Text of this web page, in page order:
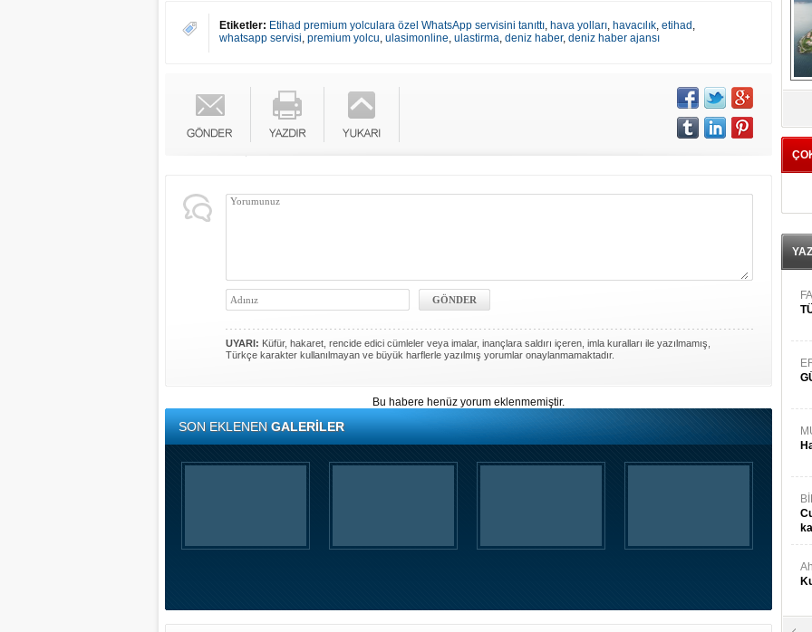
Etiketler: Etihad premium yolculara özel WhatsApp servisini tanıttı, hava yolları, havacılık, etihad ,
whatsapp servisi, premium yolcu, ulasimonline, ulastirma, deniz haber, deniz haber ajansı
UYARI: Küfür, hakaret, rencide edici cümleler veya imalar, inançlara saldırı içeren, imla kuralları ile yazılmamış,
Türkçe karakter kullanılmayan ve büyük harflerle yazılmış yorumlar onaylanmamaktadır.
Bu habere henüz yorum eklenmemiştir.
SON EKLENENGALERİLER